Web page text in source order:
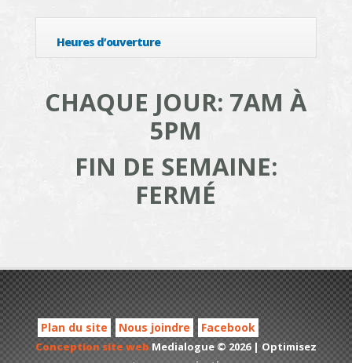
Heures d’ouverture
CHAQUE JOUR: 7AM À
5PM
FIN DE SEMAINE:
FERMÉ
Plan du site Nous joindre Facebook
Conception site web Medialogue © 2026 | Optimisez